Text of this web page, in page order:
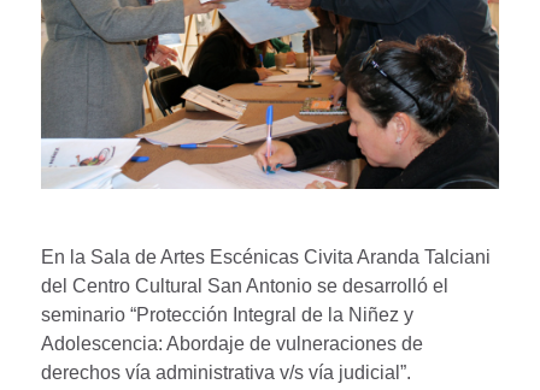
En la Sala de Artes Escénicas Civita Aranda Talciani
del Centro Cultural San Antonio se desarrolló el
seminario “Protección Integral de la Niñez y
Adolescencia: Abordaje de vulneraciones de
derechos vía administrativa v/s vía judicial”.